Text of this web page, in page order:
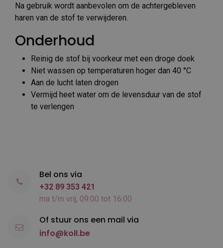
Na gebruik wordt aanbevolen om de achtergebleven
haren van de stof te verwijderen.
Onderhoud
Reinig de stof bij voorkeur met een droge doek
Niet wassen op temperaturen hoger dan 40 °C
Aan de lucht laten drogen
Vermijd heet water om de levensduur van de stof
te verlengen
Bel ons via
+32 89 353 421
ma t/m vrij, 09:00 tot 16:00
Of stuur ons een mail via
info@koll.be